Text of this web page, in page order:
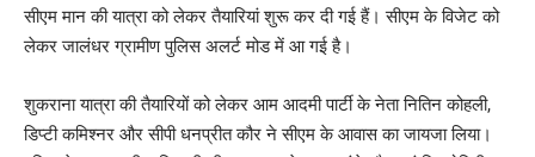
सीएम मान की यात्रा को लेकर तैयारियां शुरू कर दी गई हैं। सीएम के विजेट को
लेकर जालंधर ग्रामीण पुलिस अलर्ट मोड में आ गई है।
शुकराना यात्रा की तैयारियों को लेकर आम आदमी पार्टी के नेता नितिन कोहली,
डिप्टी कमिश्नर और सीपी धनप्रीत कौर ने सीएम के आवास का जायजा लिया।